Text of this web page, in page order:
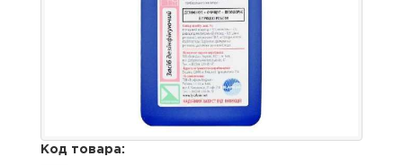
Код товара: